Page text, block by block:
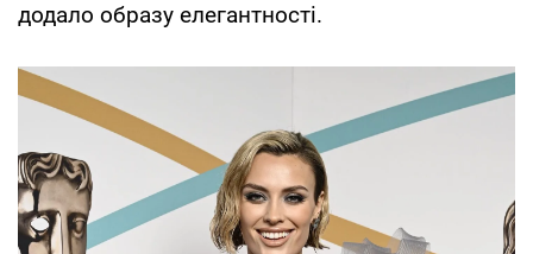
додало образу елегантності.